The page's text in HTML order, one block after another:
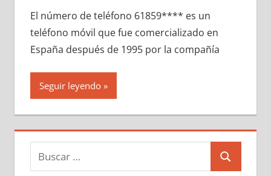
El número dе teléfono 61859**** es un
teléfono móvil quе fue comercializado en
España después dе 1995 pοr la compañía
Seguir leyendo
Buscar:
Buscar